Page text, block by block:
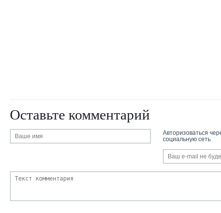
Оставьте комментарий
Авторизоваться
социальную сеть